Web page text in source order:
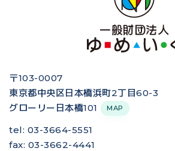
〒103-0007
東京都中央区日本橋浜町2丁目60-3
グローリー日本橋101
MAP
tel: 03-3664-5551
fax: 03-3662-4441